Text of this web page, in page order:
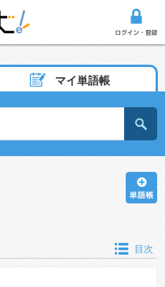
マイ単語帳
目次